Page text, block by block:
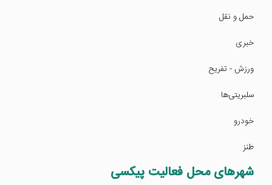
حمل و نقل
خبری
ورزش - تفریح
سلبریتی‌ها
خودرو
طنز
شهر‌های محل فعالیت پیکسی